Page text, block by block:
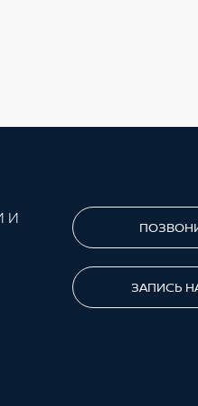
И
ЗАПИСЬ